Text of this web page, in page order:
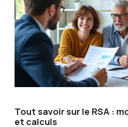
Tout savoir sur le RSA :
et calculs